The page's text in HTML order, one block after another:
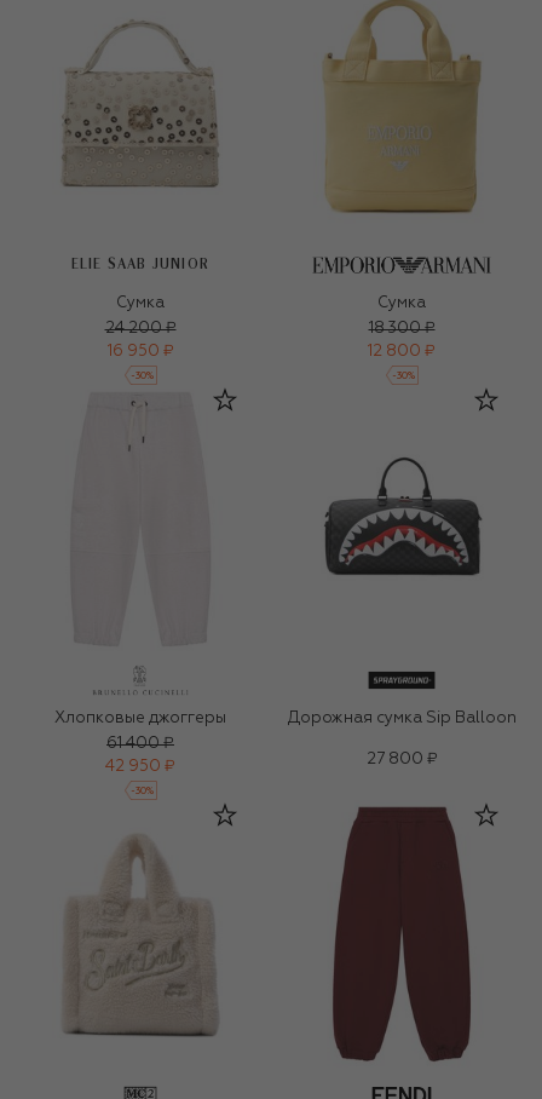
ELIE SAAB JUNIOR
Сумка
24 200 ₽
16 950 ₽
-30%
Сумка
18 300 ₽
12 800 ₽
-30%
Хлопковые джоггеры
61 400 ₽
42 950 ₽
-30%
Дорожная сумка Sip Balloon
27 800 ₽